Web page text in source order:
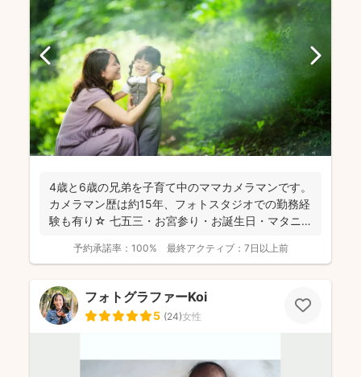
4歳と6歳の兄弟を子育て中のママカメラマンです。
カメラマン歴は約15年、フォトスタジオでの勤務経
験も有り☆ 七五三・お宮参り・お誕生日・マタニ
予約承諾率： 100% 最終アクティブ： 7日以上前
フォトグラファーKoi
5 (24)女性